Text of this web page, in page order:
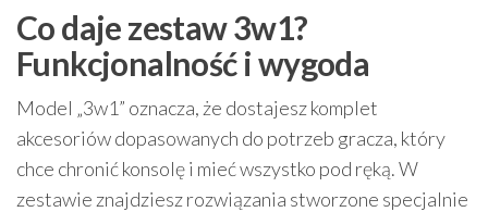
Co daje zestaw 3w1?
Funkcjonalność i wygoda
Model „3w1” oznacza, że dostajesz komplet
akcesoriów dopasowanych do potrzeb gracza, który
chce chronić konsolę i mieć wszystko pod ręką. W
zestawie znajdziesz rozwiązania stworzone specjalnie